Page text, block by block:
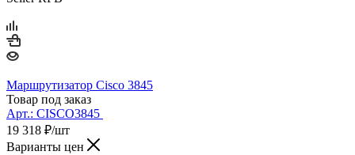
Маршрутизатор Cisco 3845
Товар под заказ
Арт.: CISCO3845
19 318 ₽/шт
Варианты цен